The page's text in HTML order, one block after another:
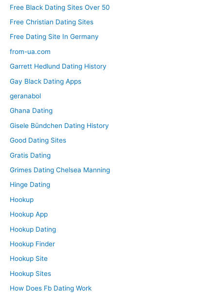
Free Black Dating Sites Over 50
Free Christian Dating Sites
Free Dating Site In Germany
from-ua.com
Garrett Hedlund Dating History
Gay Black Dating Apps
geranabol
Ghana Dating
Gisele Bündchen Dating History
Good Dating Sites
Gratis Dating
Grimes Dating Chelsea Manning
Hinge Dating
Hookup
Hookup App
Hookup Dating
Hookup Finder
Hookup Site
Hookup Sites
How Does Fb Dating Work